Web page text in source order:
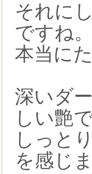
それに
ですね。
本当に
深いダ
しい艶
しっと
を感じま